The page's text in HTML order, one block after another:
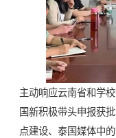
主动响应云南省和学
国新积极带头申报获
点建设、泰国媒体中